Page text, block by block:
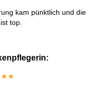
kam pünktlich und die
top.